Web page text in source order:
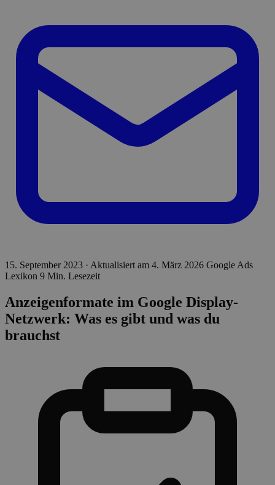
15. September 2023 · Aktualisiert am 4. März 2026 Google Ads
Lexikon 9 Min. Lesezeit
Anzeigenformate im Google Display-
Netzwerk: Was es gibt und was du
brauchst